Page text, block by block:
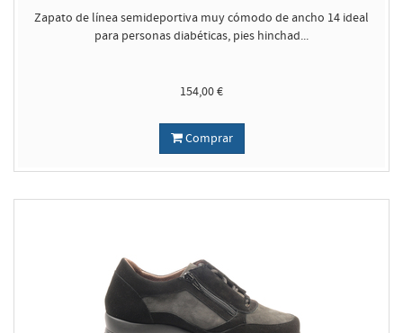
Zapato de línea semideportiva muy cómodo de ancho 14 ideal
para personas diabéticas, pies hinchad...
154,00 €
Comprar